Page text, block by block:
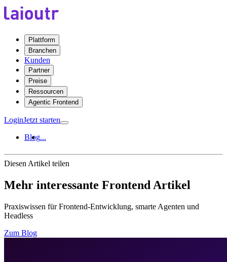
Plattform
Branchen
Kunden
Partner
Preise
Ressourcen
Agentic Frontend
LoginJetzt starten
Blog...
Diesen Artikel teilen
Mehr interessante Frontend Artikel
Praxiswissen für Frontend-Entwicklung, smarte Agenten und
Headless
Zum Blog